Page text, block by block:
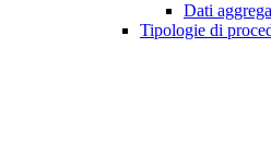
Dati
Tipologie di